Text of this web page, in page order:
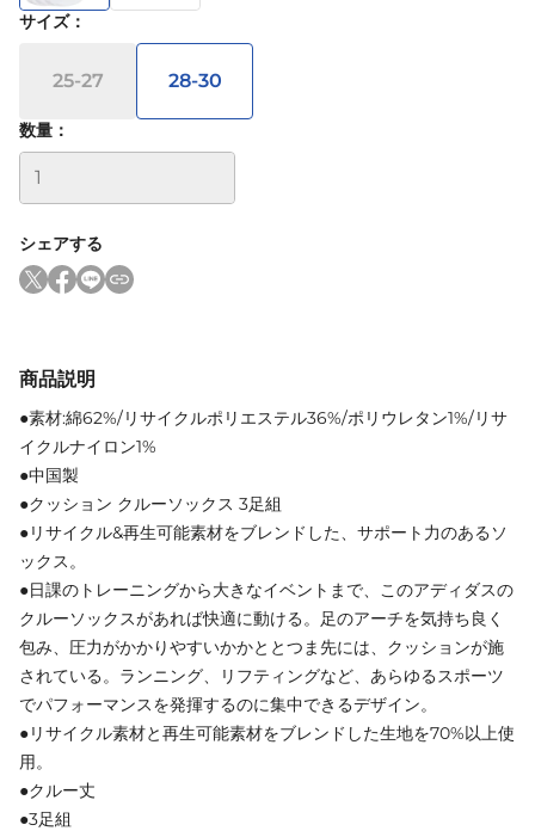
サイズ：
25-27 28-30
数量：
シェアする
商品説明
●素材:綿62%/リサイクルポリエステル36%/ポリウレタン1%/リサ
イクルナイロン1%
●中国製
●クッション クルーソックス 3足組
●リサイクル&再生可能素材をブレンドした、サポート力のあるソ
ックス。
●日課のトレーニングから大きなイベントまで、このアディダスの
クルーソックスがあれば快適に動ける。足のアーチを気持ち良く
包み、圧力がかかりやすいかかととつま先には、クッションが施
されている。ランニング、リフティングなど、あらゆるスポーツ
でパフォーマンスを発揮するのに集中できるデザイン。
●リサイクル素材と再生可能素材をブレンドした生地を70%以上使
用。
●クルー丈
●3足組